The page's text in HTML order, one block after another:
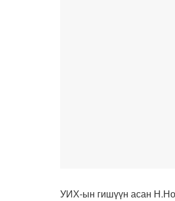
УИХ-ын гишүүн асан